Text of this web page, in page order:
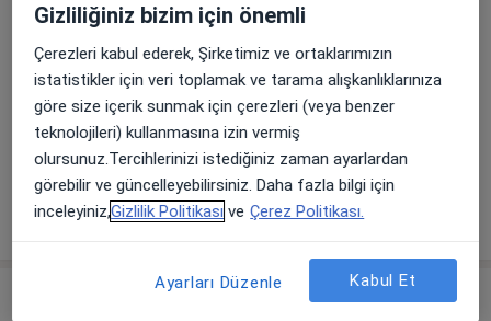
Uzm. Dr. Muazzez Sezer Caymaz
İç hastalıkları
4 görüş
Alemdağ Cad. Sezer Sk. No:3-5 Ümraniye - İstanbul, Ümraniye
Özel Çakmak Erdem Hastanesi
Randevu talep et
Gizliliğiniz bizim için önemli
Çerezleri kabul ederek, Şirketimiz ve ortaklarımızın
istatistikler için veri toplamak ve tarama alışkanlıklarınıza
göre size içerik sunmak için çerezleri (veya benzer
teknolojileri) kullanmasına izin vermiş
olursunuz.Tercihlerinizi istediğiniz zaman ayarlardan
görebilir ve güncelleyebilirsiniz. Daha fazla bilgi için
inceleyiniz,Gizlilik Politikası ve Çerez Politikası.
Ayarları Düzenle Kabul Et